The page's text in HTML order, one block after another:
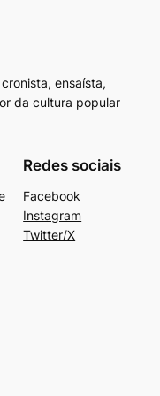
ensaísta,
da cultura popular
Redes sociais
Facebook
Instagram
Twitter/X